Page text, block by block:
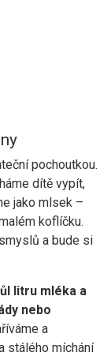
pochoutkou.
dítě vypít,
jako mlsek –
koflíčku.
a bude si
litru mléka a
nebo
a
stálého míchání